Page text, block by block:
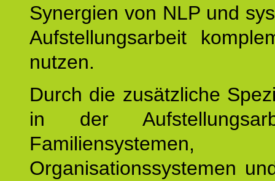
Synergien von NLP und
Aufstellungsarbeit
nutzen.
Durch die zusätzliche
in der
Familiensystemen,
Organisationssystemen